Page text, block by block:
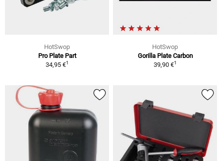
HotSwop
Pro Plate Part
34,95 €1
HotSwop
Gorilla Plate Carbon
39,90 €1